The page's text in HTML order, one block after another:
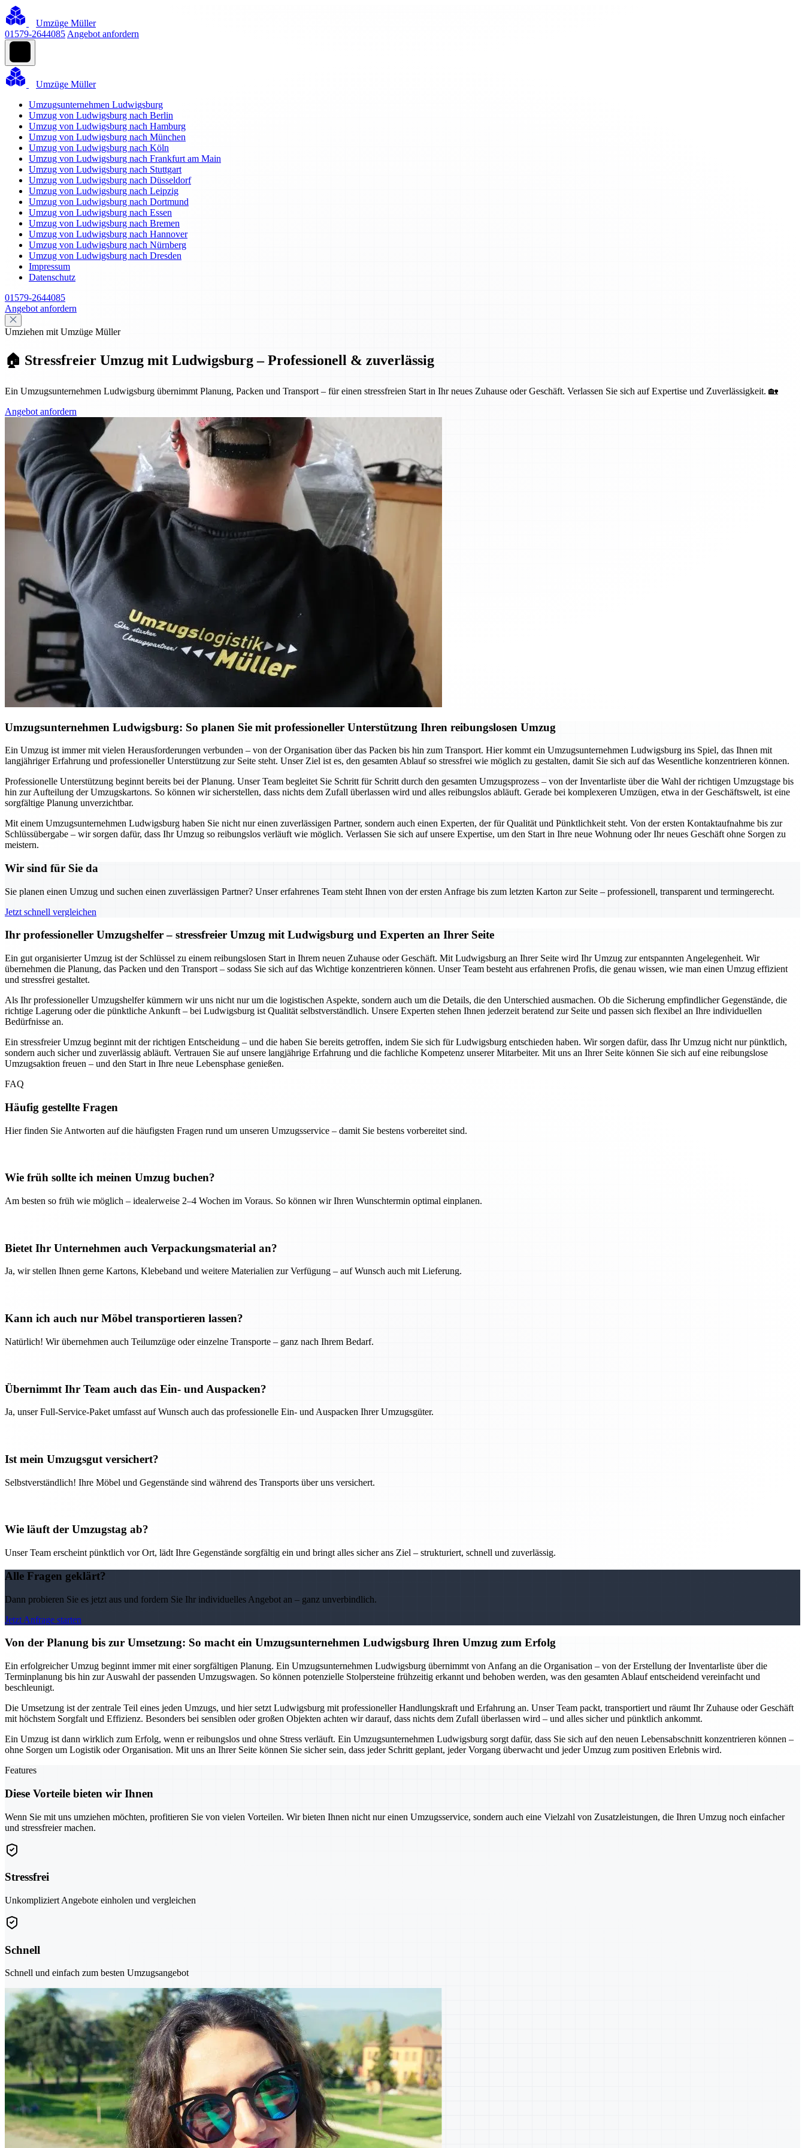
Umzüge Müller
01579-2644085 Angebot anfordern
Umzüge Müller
Umzugsunternehmen Ludwigsburg
Umzug von Ludwigsburg nach Berlin
Umzug von Ludwigsburg nach Hamburg
Umzug von Ludwigsburg nach München
Umzug von Ludwigsburg nach Köln
Umzug von Ludwigsburg nach Frankfurt am Main
Umzug von Ludwigsburg nach Stuttgart
Umzug von Ludwigsburg nach Düsseldorf
Umzug von Ludwigsburg nach Leipzig
Umzug von Ludwigsburg nach Dortmund
Umzug von Ludwigsburg nach Essen
Umzug von Ludwigsburg nach Bremen
Umzug von Ludwigsburg nach Hannover
Umzug von Ludwigsburg nach Nürnberg
Umzug von Ludwigsburg nach Dresden
Impressum
Datenschutz
01579-2644085
Angebot anfordern
Umziehen mit Umzüge Müller
🏠 Stressfreier Umzug mit Ludwigsburg – Professionell & zuverlässig
Ein Umzugsunternehmen Ludwigsburg übernimmt Planung, Packen und Transport – für einen stressfreien Start in Ihr neues Zuhause oder Geschäft. Verlassen Sie sich auf Expertise und Zuverlässigkeit. 🏡
Angebot anfordern
Umzugsunternehmen Ludwigsburg: So planen Sie mit professioneller Unterstützung Ihren reibungslosen Umzug
Ein Umzug ist immer mit vielen Herausforderungen verbunden – von der Organisation über das Packen bis hin zum Transport. Hier kommt ein Umzugsunternehmen Ludwigsburg ins Spiel, das Ihnen mit
langjähriger Erfahrung und professioneller Unterstützung zur Seite steht. Unser Ziel ist es, den gesamten Ablauf so stressfrei wie möglich zu gestalten, damit Sie sich auf das Wesentliche konzentrieren können.
Professionelle Unterstützung beginnt bereits bei der Planung. Unser Team begleitet Sie Schritt für Schritt durch den gesamten Umzugsprozess – von der Inventarliste über die Wahl der richtigen Umzugstage bis
hin zur Aufteilung der Umzugskartons. So können wir sicherstellen, dass nichts dem Zufall überlassen wird und alles reibungslos abläuft. Gerade bei komplexeren Umzügen, etwa in der Geschäftswelt, ist eine
sorgfältige Planung unverzichtbar.
Mit einem Umzugsunternehmen Ludwigsburg haben Sie nicht nur einen zuverlässigen Partner, sondern auch einen Experten, der für Qualität und Pünktlichkeit steht. Von der ersten Kontaktaufnahme bis zur
Schlüssübergabe – wir sorgen dafür, dass Ihr Umzug so reibungslos verläuft wie möglich. Verlassen Sie sich auf unsere Expertise, um den Start in Ihre neue Wohnung oder Ihr neues Geschäft ohne Sorgen zu
meistern.
Wir sind für Sie da
Sie planen einen Umzug und suchen einen zuverlässigen Partner? Unser erfahrenes Team steht Ihnen von der ersten Anfrage bis zum letzten Karton zur Seite – professionell, transparent und termingerecht.
Jetzt schnell vergleichen
Ihr professioneller Umzugshelfer – stressfreier Umzug mit Ludwigsburg und Experten an Ihrer Seite
Ein gut organisierter Umzug ist der Schlüssel zu einem reibungslosen Start in Ihrem neuen Zuhause oder Geschäft. Mit Ludwigsburg an Ihrer Seite wird Ihr Umzug zur entspannten Angelegenheit. Wir
übernehmen die Planung, das Packen und den Transport – sodass Sie sich auf das Wichtige konzentrieren können. Unser Team besteht aus erfahrenen Profis, die genau wissen, wie man einen Umzug effizient
und stressfrei gestaltet.
Als Ihr professioneller Umzugshelfer kümmern wir uns nicht nur um die logistischen Aspekte, sondern auch um die Details, die den Unterschied ausmachen. Ob die Sicherung empfindlicher Gegenstände, die
richtige Lagerung oder die pünktliche Ankunft – bei Ludwigsburg ist Qualität selbstverständlich. Unsere Experten stehen Ihnen jederzeit beratend zur Seite und passen sich flexibel an Ihre individuellen
Bedürfnisse an.
Ein stressfreier Umzug beginnt mit der richtigen Entscheidung – und die haben Sie bereits getroffen, indem Sie sich für Ludwigsburg entschieden haben. Wir sorgen dafür, dass Ihr Umzug nicht nur pünktlich,
sondern auch sicher und zuverlässig abläuft. Vertrauen Sie auf unsere langjährige Erfahrung und die fachliche Kompetenz unserer Mitarbeiter. Mit uns an Ihrer Seite können Sie sich auf eine reibungslose
Umzugsaktion freuen – und den Start in Ihre neue Lebensphase genießen.
FAQ
Häufig gestellte Fragen
Hier finden Sie Antworten auf die häufigsten Fragen rund um unseren Umzugsservice – damit Sie bestens vorbereitet sind.
Wie früh sollte ich meinen Umzug buchen?
Am besten so früh wie möglich – idealerweise 2–4 Wochen im Voraus. So können wir Ihren Wunschtermin optimal einplanen.
Bietet Ihr Unternehmen auch Verpackungsmaterial an?
Ja, wir stellen Ihnen gerne Kartons, Klebeband und weitere Materialien zur Verfügung – auf Wunsch auch mit Lieferung.
Kann ich auch nur Möbel transportieren lassen?
Natürlich! Wir übernehmen auch Teilumzüge oder einzelne Transporte – ganz nach Ihrem Bedarf.
Übernimmt Ihr Team auch das Ein- und Auspacken?
Ja, unser Full-Service-Paket umfasst auf Wunsch auch das professionelle Ein- und Auspacken Ihrer Umzugsgüter.
Ist mein Umzugsgut versichert?
Selbstverständlich! Ihre Möbel und Gegenstände sind während des Transports über uns versichert.
Wie läuft der Umzugstag ab?
Unser Team erscheint pünktlich vor Ort, lädt Ihre Gegenstände sorgfältig ein und bringt alles sicher ans Ziel – strukturiert, schnell und zuverlässig.
Alle Fragen geklärt?
Dann probieren Sie es jetzt aus und fordern Sie Ihr individuelles Angebot an – ganz unverbindlich.
Jetzt Anfrage starten
Von der Planung bis zur Umsetzung: So macht ein Umzugsunternehmen Ludwigsburg Ihren Umzug zum Erfolg
Ein erfolgreicher Umzug beginnt immer mit einer sorgfältigen Planung. Ein Umzugsunternehmen Ludwigsburg übernimmt von Anfang an die Organisation – von der Erstellung der Inventarliste über die
Terminplanung bis hin zur Auswahl der passenden Umzugswagen. So können potenzielle Stolpersteine frühzeitig erkannt und behoben werden, was den gesamten Ablauf entscheidend vereinfacht und
beschleunigt.
Die Umsetzung ist der zentrale Teil eines jeden Umzugs, und hier setzt Ludwigsburg mit professioneller Handlungskraft und Erfahrung an. Unser Team packt, transportiert und räumt Ihr Zuhause oder Geschäft
mit höchstem Sorgfalt und Effizienz. Besonders bei sensiblen oder großen Objekten achten wir darauf, dass nichts dem Zufall überlassen wird – und alles sicher und pünktlich ankommt.
Ein Umzug ist dann wirklich zum Erfolg, wenn er reibungslos und ohne Stress verläuft. Ein Umzugsunternehmen Ludwigsburg sorgt dafür, dass Sie sich auf den neuen Lebensabschnitt konzentrieren können –
ohne Sorgen um Logistik oder Organisation. Mit uns an Ihrer Seite können Sie sicher sein, dass jeder Schritt geplant, jeder Vorgang überwacht und jeder Umzug zum positiven Erlebnis wird.
Features
Diese Vorteile bieten wir Ihnen
Wenn Sie mit uns umziehen möchten, profitieren Sie von vielen Vorteilen. Wir bieten Ihnen nicht nur einen Umzugsservice, sondern auch eine Vielzahl von Zusatzleistungen, die Ihren Umzug noch einfacher
und stressfreier machen.
Stressfrei
Unkompliziert Angebote einholen und vergleichen
Schnell
Schnell und einfach zum besten Umzugsangebot